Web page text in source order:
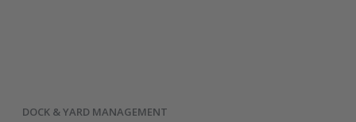
DOCK & YARD MANAGEMENT